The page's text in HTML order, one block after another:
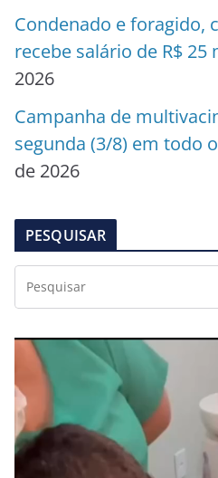
Condenado e foragido,
recebe salário de R$ 25
2026
Campanha de
segunda (3/8) em todo
de 2026
PESQUISAR